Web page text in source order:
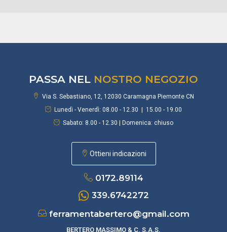
PASSA NEL NOSTRO NEGOZIO
Via S. Sebastiano, 12, 12030 Caramagna Piemonte CN
Lunedì - Venerdì: 08.00 - 12.30 | 15.00 - 19.00
Sabato: 8.00 - 12.30 | Domenica: chiuso
Ottieni indicazioni
0172.89114
339.6742272
ferramentabertero@gmail.com
BERTERO MASSIMO & C. S.A.S.